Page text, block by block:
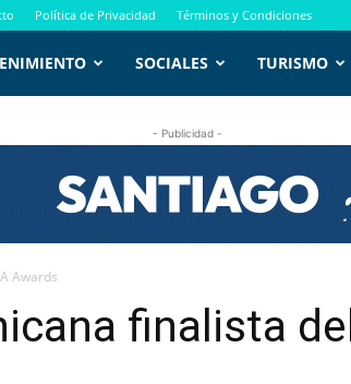
Política de Privacidad Términos y Condiciones
SOCIALES TURISMO
- Publicidad -
Awards
finalista del